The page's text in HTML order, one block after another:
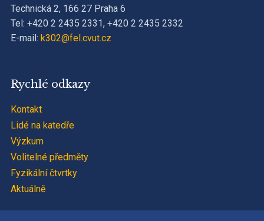
Technická 2, 166 27 Praha 6
Tel: +420 2 2435 2331, +420 2 2435 2332
E-mail: k302@fel.cvut.cz
Rychlé odkazy
Kontakt
Lidé na katedře
Výzkum
Volitelné předměty
Fyzikální čtvrtky
Aktuálně